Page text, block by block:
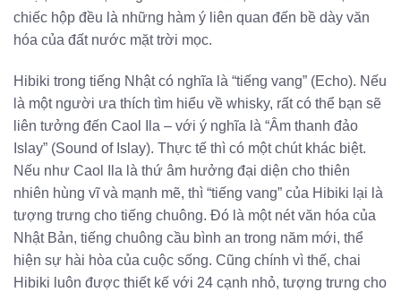
chiếc hộp đều là những hàm ý liên quan đến bề dày văn
hóa của đất nước mặt trời mọc.
Hibiki trong tiếng Nhật có nghĩa là “tiếng vang” (Echo). Nếu
là một người ưa thích tìm hiểu về whisky, rất có thể bạn sẽ
liên tưởng đến Caol Ila – với ý nghĩa là “Âm thanh đảo
Islay” (Sound of Islay). Thực tế thì có một chút khác biệt.
Nếu như Caol Ila là thứ âm hưởng đại diện cho thiên
nhiên hùng vĩ và mạnh mẽ, thì “tiếng vang” của Hibiki lại là
tượng trưng cho tiếng chuông. Đó là một nét văn hóa của
Nhật Bản, tiếng chuông cầu bình an trong năm mới, thể
hiện sự hài hòa của cuộc sống. Cũng chính vì thế, chai
Hibiki luôn được thiết kế với 24 cạnh nhỏ, tượng trưng cho